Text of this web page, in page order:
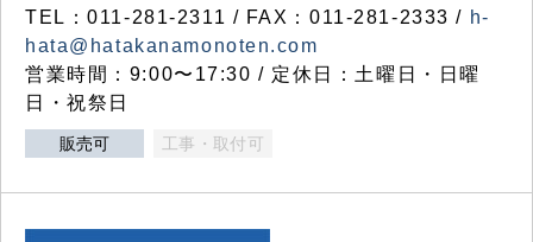
TEL：011-281-2311 / FAX：011-281-2333 / h-
hata@hatakanamonoten.com
営業時間：9:00〜17:30 / 定休日：土曜日・日曜
日・祝祭日
販売可 工事・取付可